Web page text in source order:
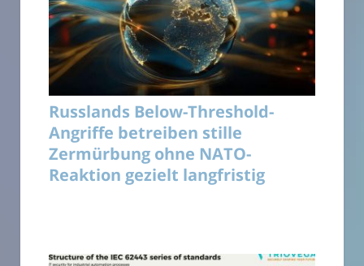
Russlands Below-Threshold-
Angriffe betreiben stille
Zermürbung ohne NATO-
Reaktion gezielt langfristig